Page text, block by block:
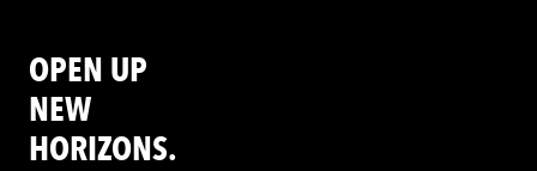
OPEN UP
NEW
HORIZONS.